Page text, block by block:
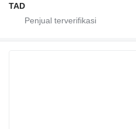
TAD